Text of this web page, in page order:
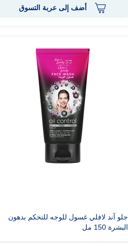
أضف إلى عربة التسوق
جلو آند لافلي غسول للوجه للتحكم بدهون
البشرة 150 مل